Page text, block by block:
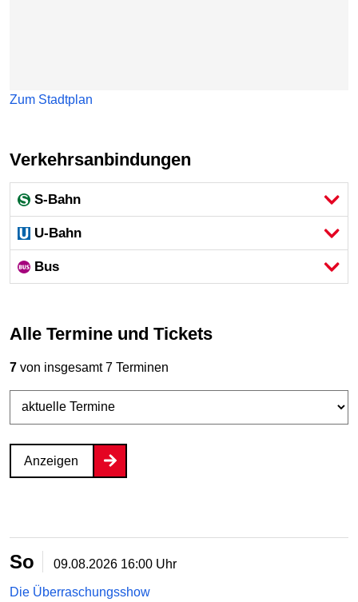
Zum Stadtplan
Verkehrsanbindungen
S-Bahn
U-Bahn
Bus
Alle Termine und Tickets
7 von insgesamt 7 Terminen
Anzeigen
So 09.08.2026 16:00 Uhr
Die Überraschungsshow